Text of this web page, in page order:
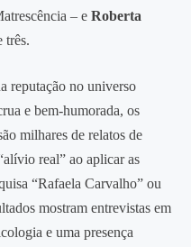
– e Roberta
três.
reputação no universo
e bem‑humorada, os
milhares de relatos de
real” ao aplicar as
“Rafaela Carvalho” ou
mostram entrevistas em
e uma presença